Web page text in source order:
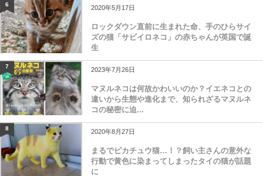
6
ロックダウン直前に生まれた命、手のひらサイ
ズの猫「サビイロネコ」の赤ちゃんが英国で誕
生
7
マヌルネコは何故かわいいのか？イエネコとの
違いから生態や進化まで、知られざるマヌルネ
コの秘密に迫...
まるでピカチュウ猫…！？飼い主さんの意外な
行動で黄色に染まってしまったタイの猫が話題